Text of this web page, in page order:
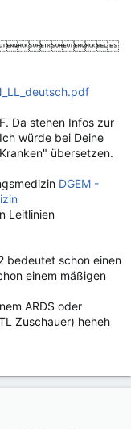
Da stehen Infos zur
würde bei Deine
übersetzen.
DGEM -
Leitlinien
bedeutet schon einen
einem mäßigen
ARDS oder
Zuschauer) heheh